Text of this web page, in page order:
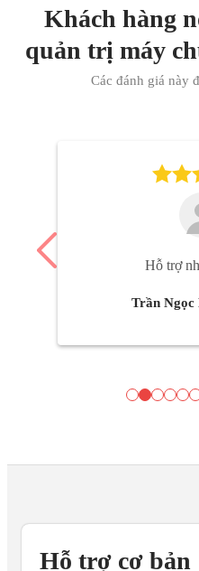
Khách hàng
quản trị máy
Các đánh giá này
Hỗ trợ
Trần Ngọc
Hỗ trợ cơ bản